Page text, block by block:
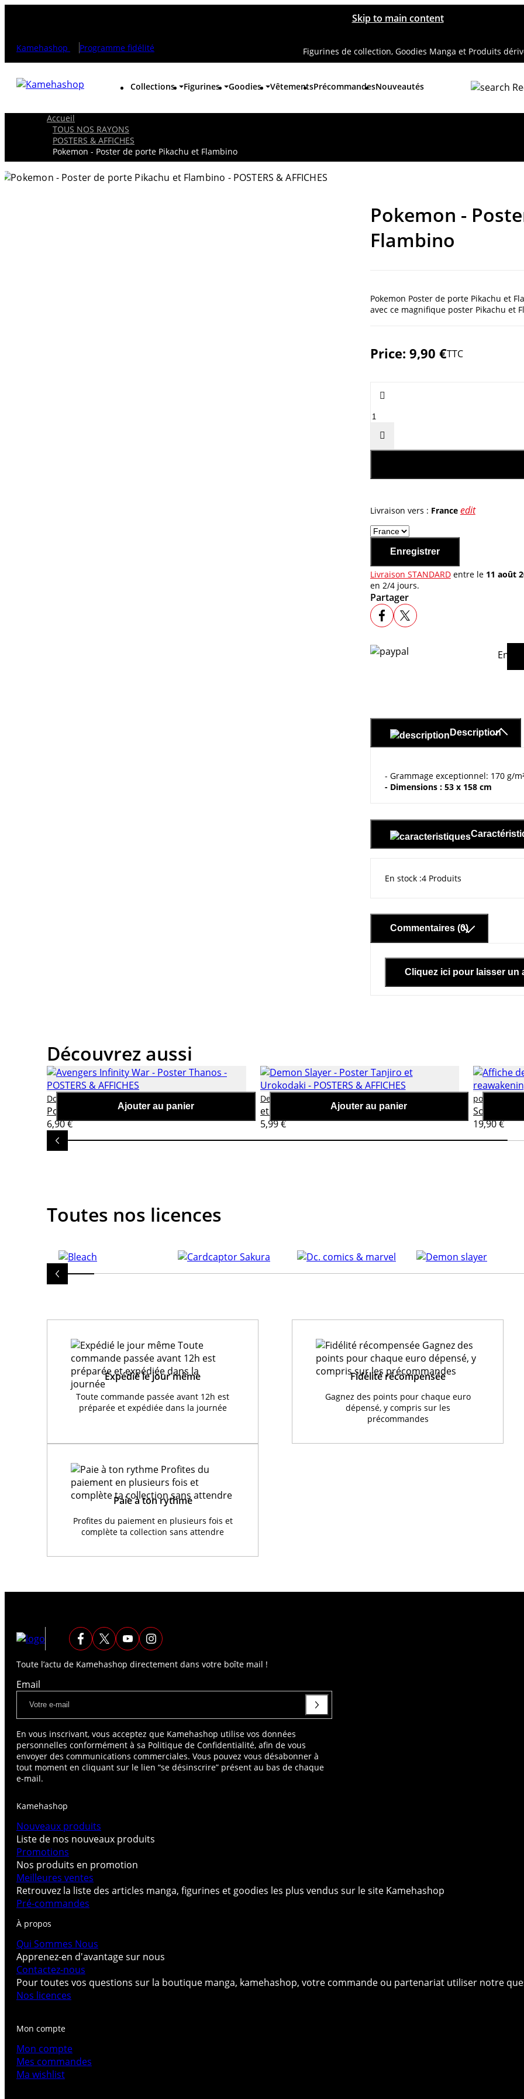
Skip to main content
Kamehashop Programme fidélité Figurines de collection, Goodies Manga et Produits
Collections Figurines Goodies VêtementsPrécommandesNouveautés
Accueil
TOUS NOS RAYONS
POSTERS & AFFICHES
Pokemon - Poster de porte Pikachu et Flambino
Pokemon -
Flambino
Pokemon Poster de porte Pikachu et
avec ce magnifique poster Pikachu et
Price: 9,90 €TTC


Livraison vers : France edit
Enregistrer
Livraison STANDARDentre le 11 août
en 2/4 jours.
Partager
En
Description
- Grammage exceptionnel: 170 g/
- Dimensions : 53 x 158 cm
En stock 4 Produits
Commentaires (0)
Cliquez ici pour laisser un
Découvrez aussi
Ajouter au panier
Dc. comics & marvel
Poster Thanos
6,90 €
Ajouter au panier
Demon slayer
et Urokodaki
5,99 €
posters-
Solo
19,90 €
Toutes nos licences
Expédié le jour même
Toute commande passée avant 12h est
préparée et expédiée dans la journée
Fidélité récompensée
Gagnez des points pour chaque euro
dépensé, y compris sur les
précommandes
Paie à ton rythme
Profites du paiement en plusieurs fois et
complète ta collection sans attendre
Toute l’actu de Kamehashop directement dans votre boîte mail !
Email
En vous inscrivant, vous acceptez que Kamehashop utilise vos données
personnelles conformément à sa Politique de Confidentialité, afin de vous
envoyer des communications commerciales. Vous pouvez vous désabonner à
tout moment en cliquant sur le lien “se désinscrire” présent au bas de chaque
e-mail.
Kamehashop
Nouveaux produits
Liste de nos nouveaux produits
Promotions
Nos produits en promotion
Meilleures ventes
Retrouvez la liste des articles manga, figurines et goodies les plus vendus sur le site Kamehashop
Pré-commandes
À propos
Qui Sommes Nous
Apprenez-en d'avantage sur nous
Contactez-nous
Pour toutes vos questions sur la boutique manga, kamehashop, votre commande ou partenariat utiliser notre
Nos licences
Mon compte
Mon compte
Mes commandes
Ma wishlist